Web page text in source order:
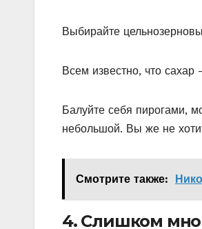
Выбирайте
Всем известно, что сахар
Балуйте себя пирогами,
небольшой. Вы же не
Смотрите также:
4. Слишком